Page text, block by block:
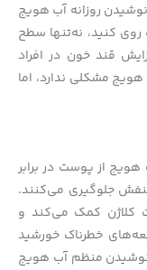
روزانه آب هویج
کنید، نه‌تنها سطح
قند خون در افراد
۱۲۰میلی‌لیتر آب هویج مشکلی ندارد، اما
از پوست در برابر
جلوگیری می‌کنند.
کلاژن کمک می‌کند و
خطرناک خورشید
منظم آب هویج